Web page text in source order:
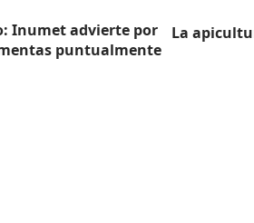
Inumet advierte por
puntualmente
La